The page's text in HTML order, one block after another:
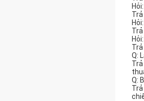
Q:
Q: